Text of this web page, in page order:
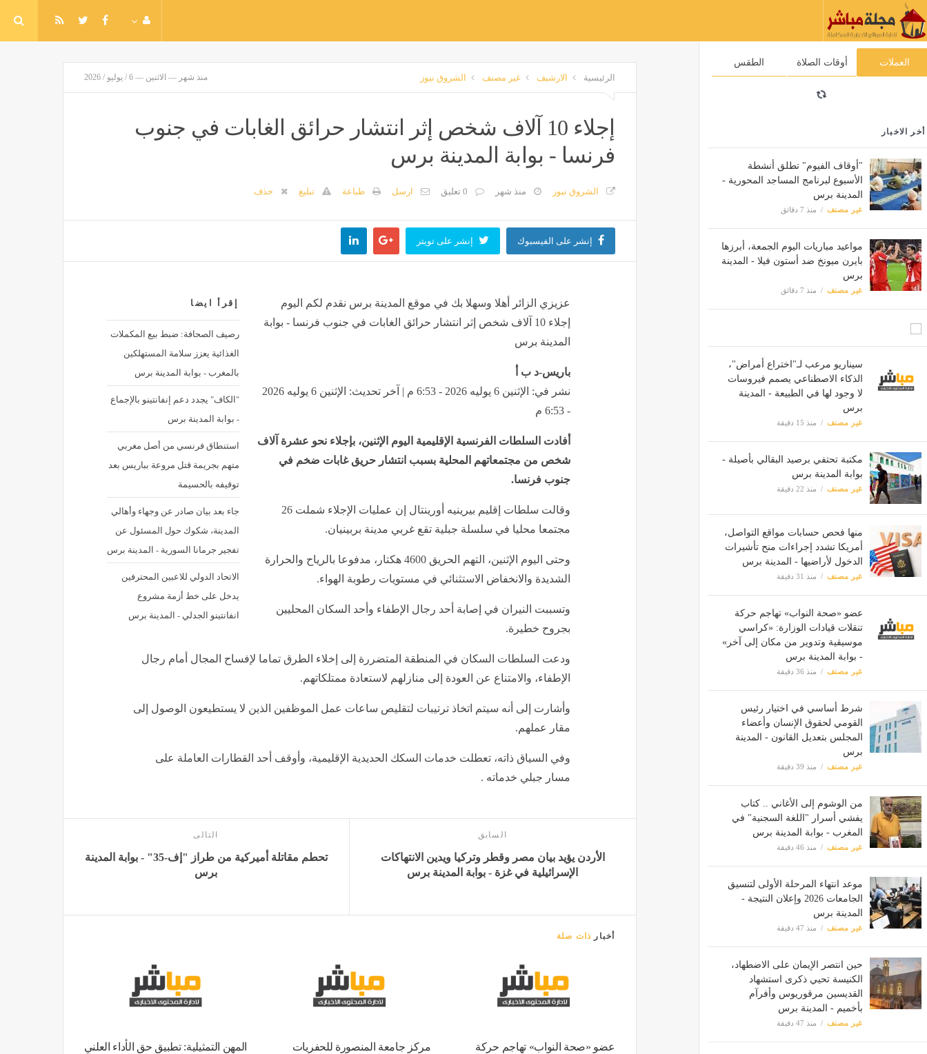
العملات أوقات الصلاة الطقس
أخر الاخبار
"أوقاف الفيوم" تطلق أنشطة
الأسبوع لبرنامج المساجد المحورية -
المدينة برس
غير مصنف منذ 7 دقائق
مواعيد مباريات اليوم الجمعة، أبرزها
بايرن ميونخ ضد أستون فيلا - المدينة
برس
غير مصنف منذ 7 دقائق
سيناريو مرعب لـ"اختراع أمراض"،
الذكاء الاصطناعي يصمم فيروسات
لا وجود لها في الطبيعة - المدينة
برس
غير مصنف منذ 15 دقيقة
مكتبة تحتفي برصيد البقالي بأصيلة -
بوابة المدينة برس
غير مصنف منذ 22 دقيقة
منها فحص حسابات مواقع التواصل،
أمريكا تشدد إجراءات منح تأشيرات
الدخول لأراضيها - المدينة برس
غير مصنف منذ 31 دقيقة
عضو «صحة النواب» تهاجم حركة
تنقلات قيادات الوزارة: «كراسي
موسيقية وتدوير من مكان إلى آخر»
- بوابة المدينة برس
غير مصنف منذ 36 دقيقة
شرط أساسي في اختيار رئيس
القومي لحقوق الإنسان وأعضاء
المجلس بتعديل القانون - المدينة
برس
غير مصنف منذ 39 دقيقة
من الوشوم إلى الأغاني .. كتاب
يفشي أسرار "اللغة السجنية" في
المغرب - بوابة المدينة برس
غير مصنف منذ 46 دقيقة
موعد انتهاء المرحلة الأولى لتنسيق
الجامعات 2026 وإعلان النتيجة -
المدينة برس
غير مصنف منذ 47 دقيقة
حين انتصر الإيمان على الاضطهاد،
الكنيسة تحيي ذكرى استشهاد
القديسين مرقوريوس وأفرآم
بأخميم - المدينة برس
غير مصنف منذ 47 دقيقة
الرئيسية الارشيف غير مصنف الشروق نيوز منذ شهر — الاثنين — 6 / يوليو / 2026
إجلاء 10 آلاف شخص إثر انتشار حرائق الغابات في جنوب
فرنسا - بوابة المدينة برس
الشروق نيوز منذ شهر 0 تعليق ارسل طباعة تبليغ حذف
إنشر على الفيسبوك إنشر على تويتر
إقرأ ايضا
رصيف الصحافة: ضبط بيع المكملات
الغذائية يعزز سلامة المستهلكين
بالمغرب - بوابة المدينة برس
"الكاف" يجدد دعم إنفانتينو بالإجماع
- بوابة المدينة برس
استنطاق فرنسي من أصل مغربي
متهم بجريمة قتل مروعة بباريس بعد
توقيفه بالحسيمة
جاء بعد بيان صادر عن وجهاء وأهالي
المدينة، شكوك حول المسئول عن
تفجير جرمانا السورية - المدينة برس
الاتحاد الدولي للاعبين المحترفين
يدخل على خط أزمة مشروع
انفانتينو الجدلي - المدينة برس
عزيزي الزائر أهلا وسهلا بك في موقع المدينة برس نقدم لكم اليوم
إجلاء 10 آلاف شخص إثر انتشار حرائق الغابات في جنوب فرنسا - بوابة
المدينة برس
باريس-د ب أ
نشر في: الإثنين 6 يوليه 2026 - 6:53 م | آخر تحديث: الإثنين 6 يوليه 2026
- 6:53 م
أفادت السلطات الفرنسية الإقليمية اليوم الإثنين، بإجلاء نحو عشرة آلاف
شخص من مجتمعاتهم المحلية بسبب انتشار حريق غابات ضخم في
جنوب فرنسا.
وقالت سلطات إقليم بيرينيه أورينتال إن عمليات الإجلاء شملت 26
مجتمعا محليا في سلسلة جبلية تقع غربي مدينة بربينيان.
وحتى اليوم الإثنين، التهم الحريق 4600 هكتار، مدفوعا بالرياح والحرارة
الشديدة والانخفاض الاستثنائي في مستويات رطوبة الهواء.
وتسببت النيران في إصابة أحد رجال الإطفاء وأحد السكان المحليين
بجروح خطيرة.
ودعت السلطات السكان في المنطقة المتضررة إلى إخلاء الطرق تماما لإفساح المجال أمام رجال
الإطفاء، والامتناع عن العودة إلى منازلهم لاستعادة ممتلكاتهم.
وأشارت إلى أنه سيتم اتخاذ ترتيبات لتقليص ساعات عمل الموظفين الذين لا يستطيعون الوصول إلى
مقار عملهم.
وفي السياق ذاته، تعطلت خدمات السكك الحديدية الإقليمية، وأوقف أحد القطارات العاملة على
مسار جبلي خدماته .
السابق
الأردن يؤيد بيان مصر وقطر وتركيا ويدين الانتهاكات
الإسرائيلية في غزة - بوابة المدينة برس
التالى
تحطم مقاتلة أميركية من طراز "إف-35" - بوابة المدينة
برس
أخبار ذات صلة
عضو «صحة النواب» تهاجم حركة
مركز جامعة المنصورة للحفريات
المهن التمثيلية: تطبيق حق الأداء العلني